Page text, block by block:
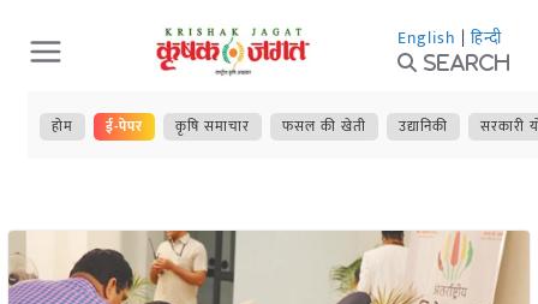
Skip
to
content
English | हिन्दी
Search
होम ई-पेपर कृषि समाचार फसल की खेती उद्यानिकी सरकारी